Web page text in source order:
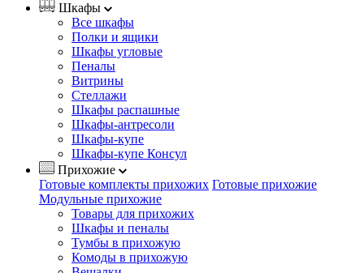
Шкафы
Все шкафы
Полки и ящики
Шкафы угловые
Пеналы
Витрины
Стеллажи
Шкафы распашные
Шкафы-антресоли
Шкафы-купе
Шкафы-купе Консул
Прихожие
Готовые комплекты прихожих Готовые прихожие
Модульные прихожие
Товары для прихожих
Шкафы и пеналы
Тумбы в прихожую
Комоды в прихожую